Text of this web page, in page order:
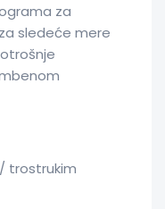
za
sledeće mere
trostrukim